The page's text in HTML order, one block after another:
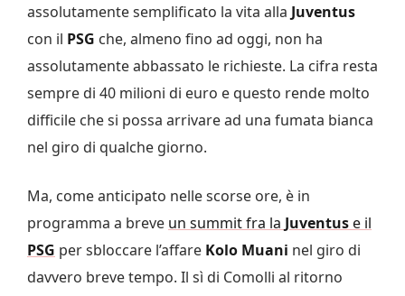
assolutamente semplificato la vita alla Juventus
con il PSG che, almeno fino ad oggi, non ha
assolutamente abbassato le richieste. La cifra resta
sempre di 40 milioni di euro e questo rende molto
difficile che si possa arrivare ad una fumata bianca
nel giro di qualche giorno.
Ma, come anticipato nelle scorse ore, è in
programma a breve un summit fra la Juventuse il
PSG per sbloccare l’affare Kolo Muani nel giro di
davvero breve tempo. Il sì di Comolli al ritorno